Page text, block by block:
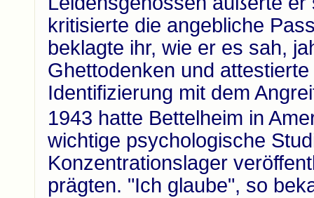
kritisierte die angebliche
beklagte ihr, wie er es sah,
Ghettodenken und
Identifizierung mit dem
1943 hatte Bettelheim in
wichtige psychologische
Konzentrationslager
prägten. "Ich glaube", so